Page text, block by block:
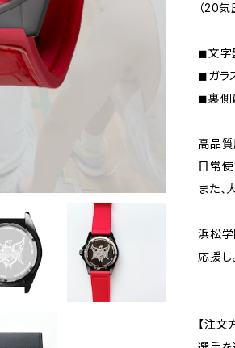
（20
◼︎文字
◼︎ガラ
◼︎裏側
高品質
日常使
また、
浜松学
応援し
【注文